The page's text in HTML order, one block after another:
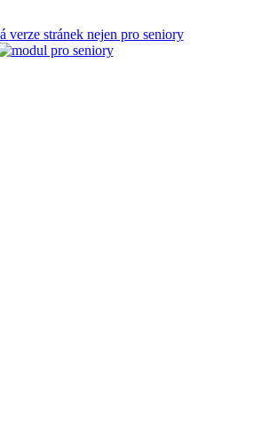
verze stránek nejen pro seniory